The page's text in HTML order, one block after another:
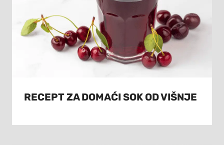
RECEPT ZA DOMAĆI SOK OD VIŠNJE